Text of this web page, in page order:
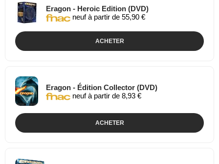
Eragon - Heroic Edition (DVD)
neuf à partir de 55,90 €
ACHETER
Eragon - Édition Collector (DVD)
neuf à partir de 8,93 €
ACHETER